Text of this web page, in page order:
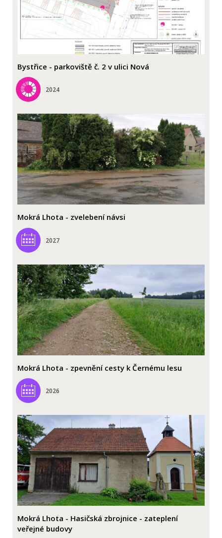
Bystřice - parkoviště č. 2 v ulici Nová
2024
Mokrá Lhota - zvelebení návsi
2027
Mokrá Lhota - zpevnění cesty k Černému lesu
2026
Mokrá Lhota - Hasičská zbrojnice - zateplení
veřejné budovy